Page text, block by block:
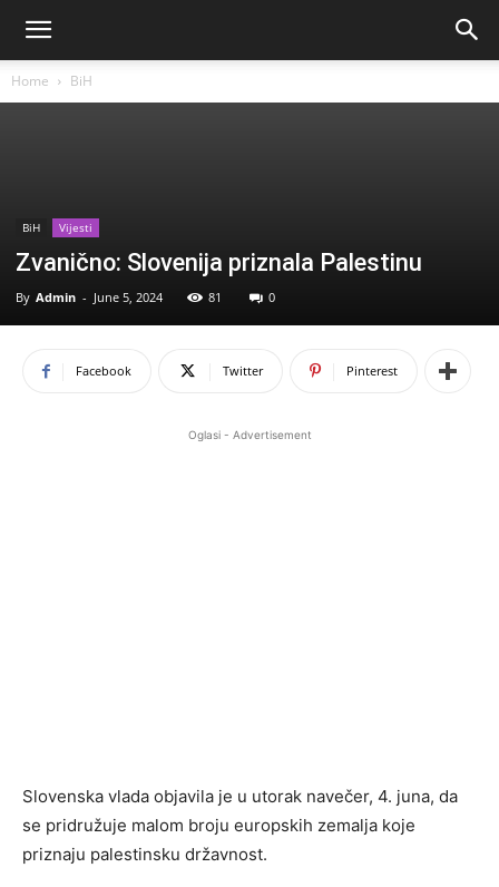
Home BiH
BiH Vijesti
Zvanično: Slovenija priznala Palestinu
By Admin - June 5, 2024 81 0
Facebook Twitter Pinterest
Oglasi - Advertisement
Slovenska vlada objavila je u utorak navečer, 4. juna, da
se pridružuje malom broju europskih zemalja koje
priznaju palestinsku državnost.